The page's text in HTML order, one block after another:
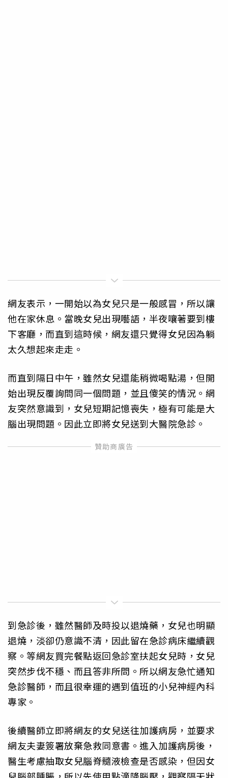
網友表示，一開始以為女兒只是一般感冒，所以讓
他在家休息。當晚女兒出現囈語，半夜嚷著要到樓
下客廳，而直到這時候，網友還只覺得女兒因為躺
太久想起來走走。
而直到隔日中午，雖然女兒還能稍微喝點湯，但開
始出現反覆詢問同一個問題，並且傻笑的情況。網
友突然意識到，女兒短期記憶喪失，極有可能是大
腦出現問題。因此立即將女兒送到大醫院急診。
到急診後，雖然醫師及時投以退燒藥，女兒也明顯
退燒，淡卻仍意識不清，因此留在急診病床繼續觀
察。等網友買完餐點返回急診室扶起女兒時，女兒
突然步伐不穩、而且答非所問。所以網友急忙通知
急診醫師，而且很幸運的遇到值班的小兒神經內科
專家。
後續醫師立即將網友的女兒送往加護病房，並要求
網友夫妻簽署放棄急救同意書。進入加護病房後，
醫生考慮抽取女兒腦脊髓液檢查是否感染，但因女